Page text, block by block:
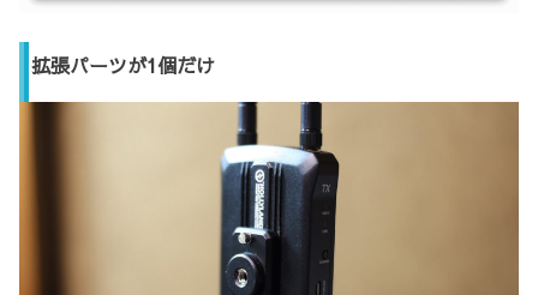
拡張パーツが1個だけ